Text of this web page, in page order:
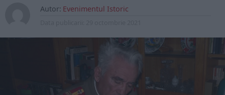
Autor: Evenimentul Istoric